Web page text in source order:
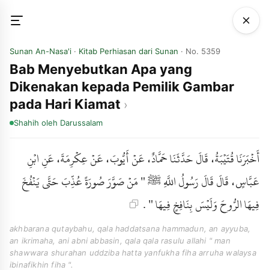
Sunan An-Nasa'i · Kitab Perhiasan dari Sunan · No. 5359
Bab Menyebutkan Apa yang
Dikenakan kepada Pemilik Gambar
pada Hari Kiamat
Shahih oleh Darussalam
أَخْبَرَنَا قُتَيْبَةُ، قَالَ حَدَّثَنَا حَمَّادٌ، عَنْ أَيُّوبَ، عَنْ عِكْرِمَةَ، عَنِ ابْنِ
عَبَّاسٍ، قَالَ قَالَ رَسُولُ اللَّهِ ﷺ " مَنْ صَوَّرَ صُورَةً عُذِّبَ حَتَّى يَنْفُخَ
فِيهَا الرُّوحَ وَلَيْسَ بِنَافِخٍ فِيهَا " .
akhbarana qutaybahu, qala haddatsana hammadun, an ayyuba,
an ikrimaha, ani abni abbasin, qala qala rasulu allahi " man
shawwara shurahan uddziba hatta yanfukha fiha arruha walaysa
ibinafikhin fiha ".